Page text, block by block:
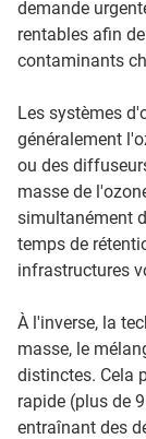
demande
rentables afin
contaminants
Les systèmes
généralement
ou des
masse de
simultanément
temps de
infrastructures
À l'inverse, la
masse, le
distinctes. Cela
rapide (plus de
entraînant des